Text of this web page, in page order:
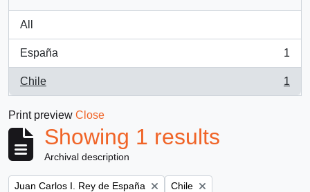
All
España
, 1 results
1
Chile
, 1 results
1
Print preview Close
Showing 1 results
Archival description
Remove filter:
Juan Carlos I. Rey de España Remove filter:
Chile